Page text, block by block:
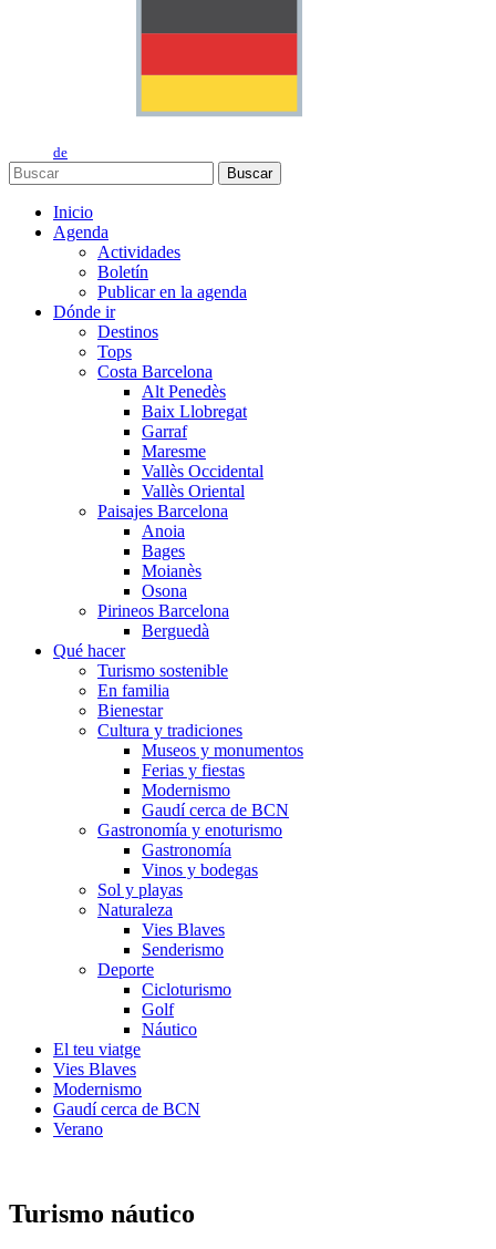
de
Buscar
Inicio
Agenda
Actividades
Boletín
Publicar en la agenda
Dónde ir
Destinos
Tops
Costa Barcelona
Alt Penedès
Baix Llobregat
Garraf
Maresme
Vallès Occidental
Vallès Oriental
Paisajes Barcelona
Anoia
Bages
Moianès
Osona
Pirineos Barcelona
Berguedà
Qué hacer
Turismo sostenible
En familia
Bienestar
Cultura y tradiciones
Museos y monumentos
Ferias y fiestas
Modernismo
Gaudí cerca de BCN
Gastronomía y enoturismo
Gastronomía
Vinos y bodegas
Sol y playas
Naturaleza
Vies Blaves
Senderismo
Deporte
Cicloturismo
Golf
Náutico
El teu viatge
Vies Blaves
Modernismo
Gaudí cerca de BCN
Verano
Turismo náutico